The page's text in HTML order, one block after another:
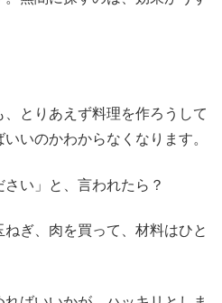
とりあえず料理を作ろうして
いのかわからなくなります。
さい」と、言われたら？
ぎ、肉を買って、材料はひと